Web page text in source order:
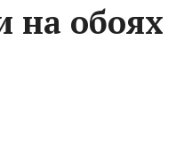
на обоях